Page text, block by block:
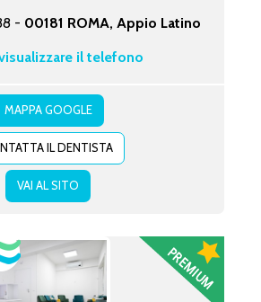
- 00181 ROMA, Appio Latino
il telefono
MAPPA GOOGLE
IL DENTISTA
VAI AL SITO